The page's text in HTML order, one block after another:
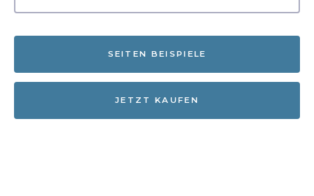
SEITEN BEISPIELE
JETZT KAUFEN